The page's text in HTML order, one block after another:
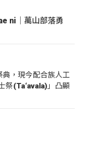
ni｜萬山部落勇
，現今配合族人工
祭(Ta‘avala)」凸顯